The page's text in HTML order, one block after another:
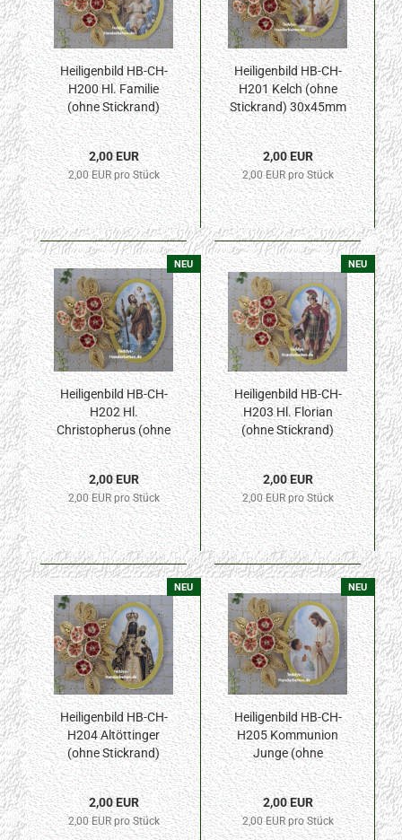
Heiligenbild HB-CH-
H200 Hl. Familie
(ohne Stickrand)
30x45mm
2,00 EUR
2,00 EUR pro Stück
Heiligenbild HB-CH-
H201 Kelch (ohne
Stickrand) 30x45mm
2,00 EUR
2,00 EUR pro Stück
NEU
Heiligenbild HB-CH-
H202 Hl.
Christopherus (ohne
Stickrand) 30x45mm
2,00 EUR
2,00 EUR pro Stück
NEU
Heiligenbild HB-CH-
H203 Hl. Florian
(ohne Stickrand)
30x45mm
2,00 EUR
2,00 EUR pro Stück
NEU
Heiligenbild HB-CH-
H204 Altöttinger
(ohne Stickrand)
30x45mm
2,00 EUR
2,00 EUR pro Stück
NEU
Heiligenbild HB-CH-
H205 Kommunion
Junge (ohne
Stickrand) 30x45mm
2,00 EUR
2,00 EUR pro Stück